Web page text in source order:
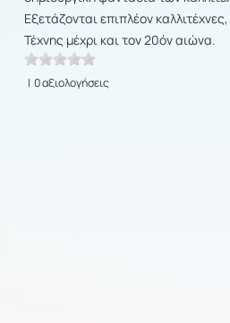
Εξετάζονται επιπλέον
Τέχνης μέχρι και τον 20όν αιώνα.
| 0 αξιολογήσεις